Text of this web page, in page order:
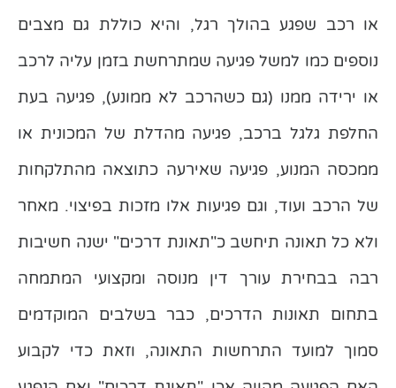
או רכב שפגע בהולך רגל, והיא כוללת גם מצבים
נוספים כמו למשל פגיעה שמתרחשת בזמן עליה לרכב
או ירידה ממנו (גם כשהרכב לא ממונע), פגיעה בעת
החלפת גלגל ברכב, פגיעה מהדלת של המכונית או
ממכסה המנוע, פגיעה שאירעה כתוצאה מהתלקחות
של הרכב ועוד, וגם פגיעות אלו מזכות בפיצוי. מאחר
ולא כל תאונה תיחשב כ"תאונת דרכים" ישנה חשיבות
רבה בבחירת עורך דין מנוסה ומקצועי המתמחה
בתחום תאונות הדרכים, כבר בשלבים המוקדמים
סמוך למועד התרחשות התאונה, וזאת כדי לקבוע